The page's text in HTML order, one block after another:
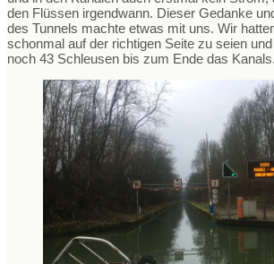
den Flüssen irgendwann. Dieser Gedanke
des Tunnels machte etwas mit uns. Wir
schonmal auf der richtigen Seite zu seien
noch 43 Schleusen bis zum Ende das